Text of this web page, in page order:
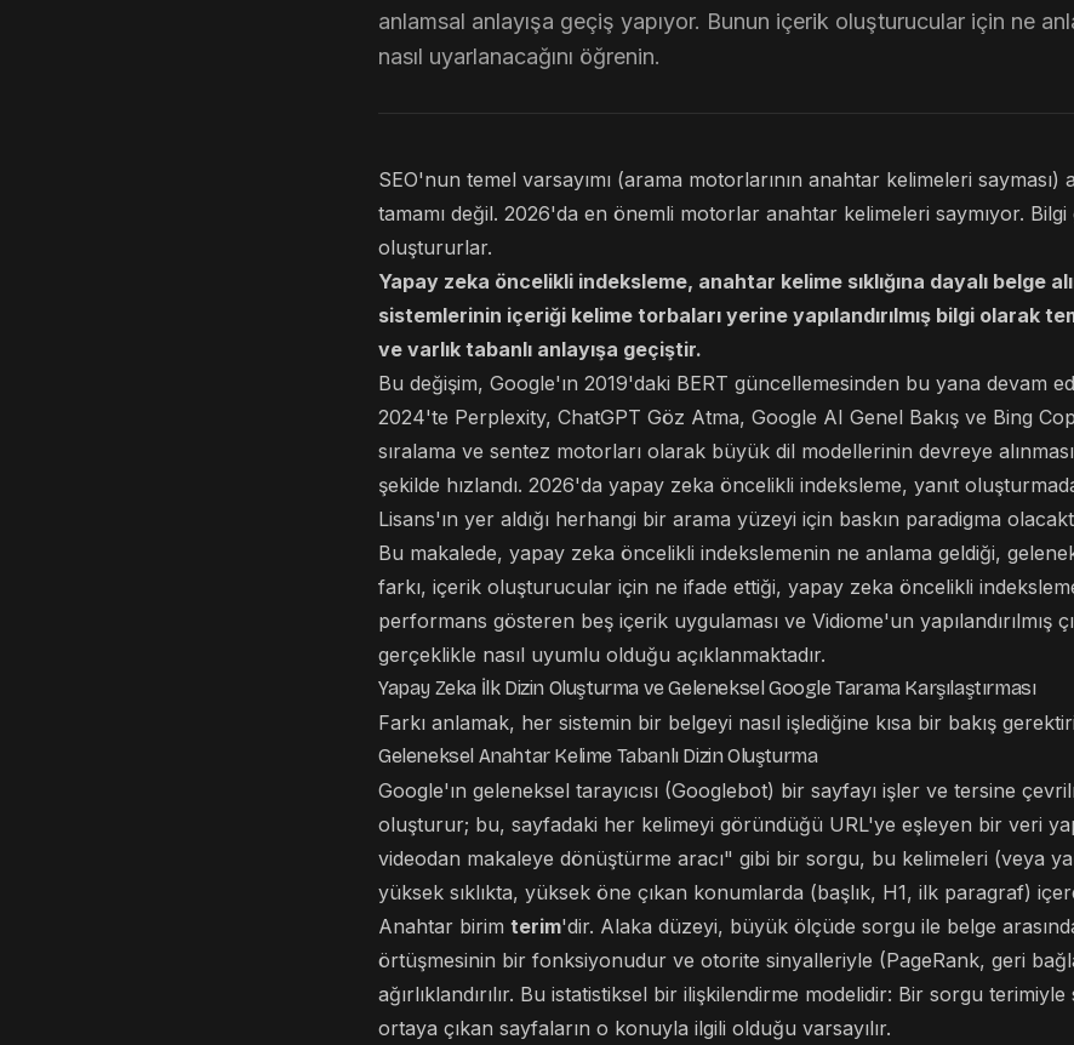
anlamsal anlayışa geçiş yapıyor. Bunun içerik oluşturucular için ne
nasıl uyarlanacağını öğrenin.
SEO'nun temel varsayımı (arama motorlarının anahtar kelimeleri sayması)
tamamı değil. 2026'da en önemli motorlar anahtar kelimeleri saymıyor.
oluştururlar.
Yapay zeka öncelikli indeksleme, anahtar kelime sıklığına dayalı belge
sistemlerinin içeriği kelime torbaları yerine yapılandırılmış bilgi olarak
ve varlık tabanlı anlayışa geçiştir.
Bu değişim, Google'ın 2019'daki BERT güncellemesinden bu yana devam
2024'te Perplexity, ChatGPT Göz Atma, Google AI Genel Bakış ve Bing
sıralama ve sentez motorları olarak büyük dil modellerinin devreye
şekilde hızlandı. 2026'da yapay zeka öncelikli indeksleme, yanıt
Lisans'ın yer aldığı herhangi bir arama yüzeyi için baskın paradigma
Bu makalede, yapay zeka öncelikli indekslemenin ne anlama geldiği,
farkı, içerik oluşturucular için ne ifade ettiği, yapay zeka öncelikli
performans gösteren beş içerik uygulaması ve Vidiome'un yapılandırılmış
gerçeklikle nasıl uyumlu olduğu açıklanmaktadır.
Yapay Zeka İlk Dizin Oluşturma ve Geleneksel Google Tarama Karşılaştırması
Farkı anlamak, her sistemin bir belgeyi nasıl işlediğine kısa bir bakış
Geleneksel Anahtar Kelime Tabanlı Dizin Oluşturma
Google'ın geleneksel tarayıcısı (Googlebot) bir sayfayı işler ve tersine
oluşturur; bu, sayfadaki her kelimeyi göründüğü URL'ye eşleyen bir veri
videodan makaleye dönüştürme aracı" gibi bir sorgu, bu kelimeleri (veya
yüksek sıklıkta, yüksek öne çıkan konumlarda (başlık, H1, ilk paragraf)
Anahtar birim terim'dir. Alaka düzeyi, büyük ölçüde sorgu ile belge
örtüşmesinin bir fonksiyonudur ve otorite sinyalleriyle (PageRank, geri
ağırlıklandırılır. Bu istatistiksel bir ilişkilendirme modelidir: Bir sorgu terimiyle
ortaya çıkan sayfaların o konuyla ilgili olduğu varsayılır.